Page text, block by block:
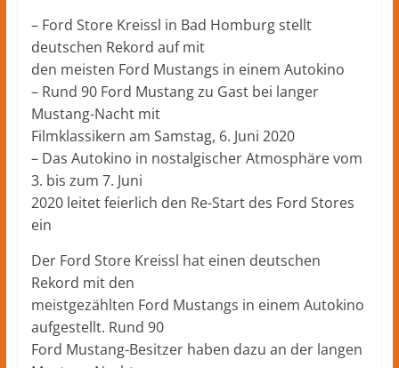
– Ford Store Kreissl in Bad Homburg stellt
deutschen Rekord auf mit
den meisten Ford Mustangs in einem Autokino
– Rund 90 Ford Mustang zu Gast bei langer
Mustang-Nacht mit
Filmklassikern am Samstag, 6. Juni 2020
– Das Autokino in nostalgischer Atmosphäre vom
3. bis zum 7. Juni
2020 leitet feierlich den Re-Start des Ford Stores
ein
Der Ford Store Kreissl hat einen deutschen
Rekord mit den
meistgezählten Ford Mustangs in einem Autokino
aufgestellt. Rund 90
Ford Mustang-Besitzer haben dazu an der langen